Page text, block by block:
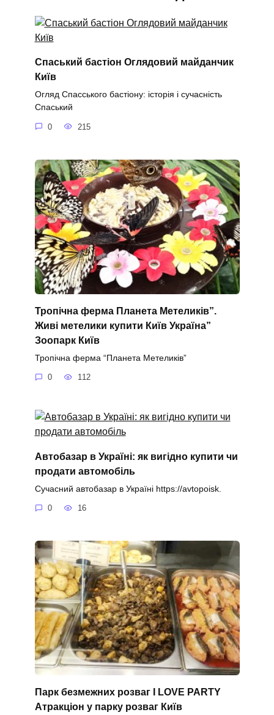
Спаський бастіон Оглядовий майданчик
Київ
Огляд Спасського бастіону: історія і сучасність
Спаський
0 215
Тропічна ферма Планета Метеликів”.
Живі метелики купити Київ Україна”
Зоопарк Київ
Тропічна ферма “Планета Метеликів”
0 112
Автобазар в Україні: як вигідно купити чи
продати автомобіль
Сучасний автобазар в Україні https://avtopoisk.
0 16
Парк безмежних розваг I LOVE PARTY
Атракціон у парку розваг Київ